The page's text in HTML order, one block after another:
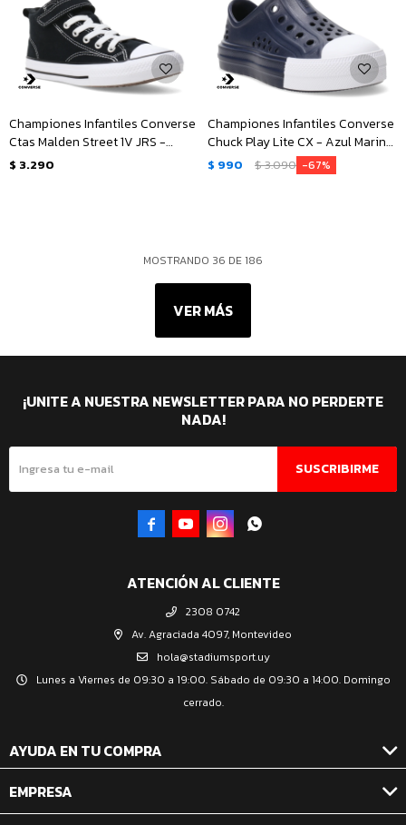
Championes Infantiles Converse
Ctas Malden Street 1V JRS -
Negro - Blanco
$ 3.290
Championes Infantiles Converse
Chuck Play Lite CX - Azul Marino
- Blanco
$ 990 $3.090 67
MOSTRANDO 36 DE186
VER MÁS
ATENCIÓN AL CLIENTE
2308 0742
Av. Agraciada 4097, Montevideo
hola@stadiumsport.uy
Lunes a Viernes de 09:30 a 19:00. Sábado de 09:30 a 14:00. Domingo
cerrado.
AYUDA EN TU COMPRA
EMPRESA
¡UNITE A NUESTRA NEWSLETTER PARA NO PERDERTE
NADA!
SUSCRIBIRME
   